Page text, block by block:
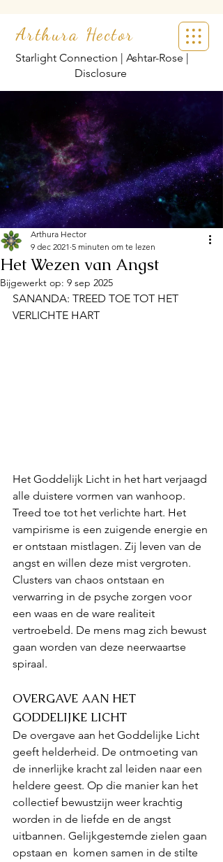
Arthura Hector
Starlight Connection | Ashtar-Rose |
Disclosure
Het Wezen van Angst
Arthura Hector
9 dec 2021 5 minuten om te lezen
Bijgewerkt op: 9 sep 2025
SANANDA: TREED TOE TOT HET
VERLICHTE HART
Het Goddelijk Licht in het hart verjaagd
alle duistere vormen van wanhoop.
Treed toe tot het verlichte hart. Het
vampirisme is een zuigende energie en
er ontstaan mistlagen. Zij leven van de
angst en willen deze mist vergroten.
Clusters van chaos ontstaan en
verwarring in de psyche zorgen voor
een waas en de ware realiteit
vertroebeld. De mens mag zich bewust
gaan worden van deze neerwaartse
spiraal.
OVERGAVE AAN HET
GODDELIJKE LICHT
De overgave aan het Goddelijke Licht
geeft helderheid. De ontmoeting van
de innerlijke kracht zal leiden naar een
heldere geest. Op die manier kan het
collectief bewustzijn weer krachtig
worden in de liefde en de angst
uitbannen. Gelijkgestemde zielen gaan
opstaan en  komen samen in de stilte